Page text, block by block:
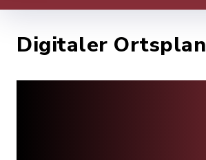
Digitaler Ortsplan